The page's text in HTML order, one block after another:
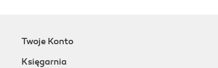
Twoje Konto
Księgarnia